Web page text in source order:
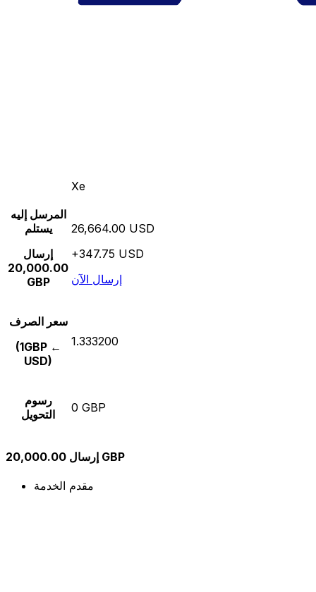
Xe
المرسل إليه
يستلم
إرسال
20,000.00
GBP
26,664.00 USD
+347.75 USD
إرسال الآن
سعر الصرف
(1GBP ←
USD)
1.333200
رسوم
التحويل
0 GBP
إرسال 20,000.00 GBP
مقدم الخدمة